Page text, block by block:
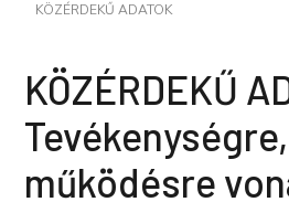
KÖZÉRDEKŰ ADATOK
KÖZÉRDEKŰ
Tevékenységre,
működésre